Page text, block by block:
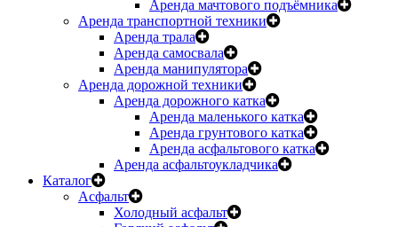
Аренда мачтового подъёмника
Аренда транспортной техники
Аренда трала
Аренда самосвала
Аренда манипулятора
Аренда дорожной техники
Аренда дорожного катка
Аренда маленького катка
Аренда грунтового катка
Аренда асфальтового катка
Аренда асфальтоукладчика
Каталог
Асфальт
Холодный асфальт